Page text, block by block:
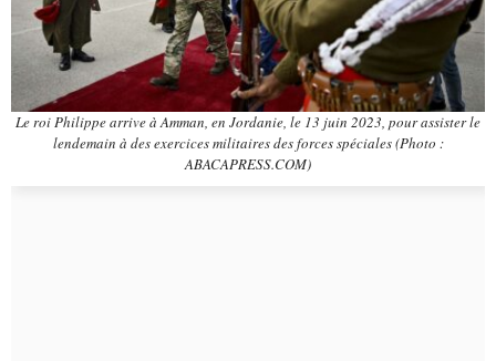
Le roi Philippe arrive à Amman, en Jordanie, le 13 juin 2023, pour assister le
lendemain à des exercices militaires des forces spéciales (Photo :
ABACAPRESS.COM)